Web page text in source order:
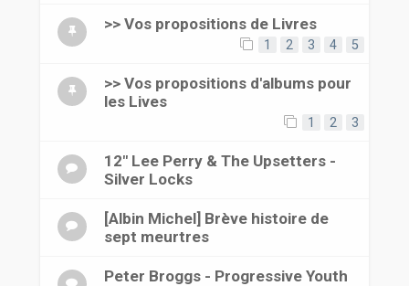
>> Vos propositions de Livres
1 2 3 4 5
>> Vos propositions d'albums pour
les Lives
1 2 3
12" Lee Perry & The Upsetters -
Silver Locks
[Albin Michel] Brève histoire de
sept meurtres
Peter Broggs - Progressive Youth